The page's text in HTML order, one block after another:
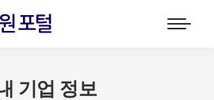
기업 정보